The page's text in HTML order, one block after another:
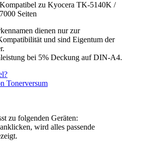
zu Kyocera TK-5140K /
Seiten
dienen nur zur
und sind Eigentum der
bei 5% Deckung auf DIN-A4.
Tonerversum
zu folgenden Geräten:
wird alles passende